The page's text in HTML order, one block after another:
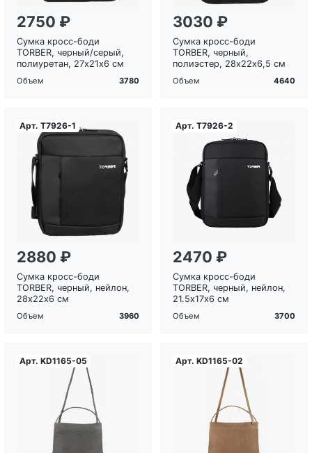
2750 ₽
Сумка кросс-боди
TORBER, черный/серый,
полиуретан, 27х21х6 см
Объем 3780
3030 ₽
Сумка кросс-боди
TORBER, черный,
полиэстер, 28х22х6,5 см
Объем 4640
Арт. T7926-1
2880 ₽
Сумка кросс-боди
TORBER, черный, нейлон,
28х22х6 см
Объем 3960
Арт. T7926-2
2470 ₽
Сумка кросс-боди
TORBER, черный, нейлон,
21.5х17х6 см
Объем 3700
Арт. KD1165-05 Арт. KD1165-02